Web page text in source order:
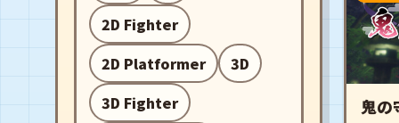
2D Fighter
2D Platformer
3D
3D Fighter
鬼の